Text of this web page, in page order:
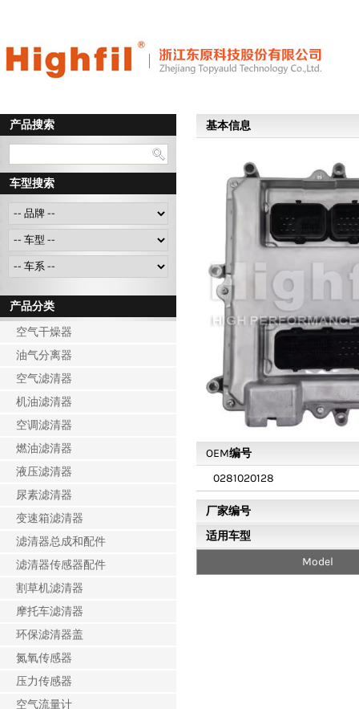
产品搜索
车型搜索
产品分类
空气干燥器
油气分离器
空气滤清器
机油滤清器
空调滤清器
燃油滤清器
液压滤清器
尿素滤清器
变速箱滤清器
滤清器总成和配件
滤清器传感器配件
割草机滤清器
摩托车滤清器
环保滤清器盖
氮氧传感器
压力传感器
空气流量计
基本信息
OEM编号
0281020128
厂家编号
适用车型
Model